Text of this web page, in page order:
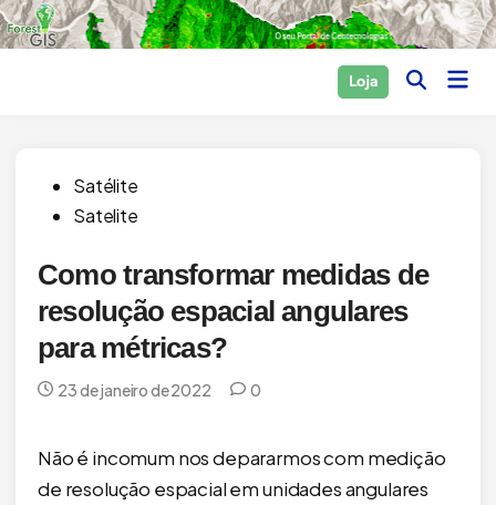
Skip
to
Loja Open Main
PostedSatélite
Satelite
Como transformar medidas de
resolução espacial angulares
para métricas?
23 de janeiro de 2022 0
Não é incomum nos depararmos com medição
de resolução espacial em unidades angulares